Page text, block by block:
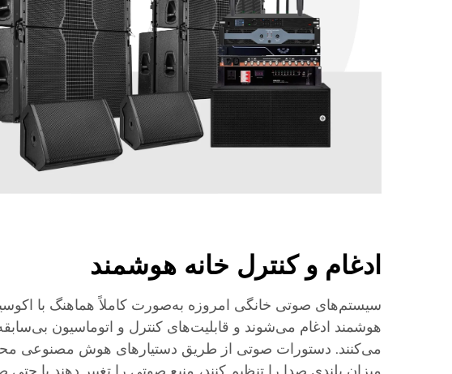
ادغام و کنترل خانه هوشمند
سیستم‌های صوتی خانگی امروزه به‌صورت کاملاً هماهنگ با
هوشمند ادغام می‌شوند و قابلیت‌های کنترل و اتوماسیون
می‌کنند. دستورات صوتی از طریق دستیارهای هوش مصنوعی